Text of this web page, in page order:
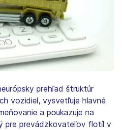
prehľad štruktúr
vozidiel, vysvetľuje hlavné
a poukazuje na
pre prevádzkovateľov flotíl v